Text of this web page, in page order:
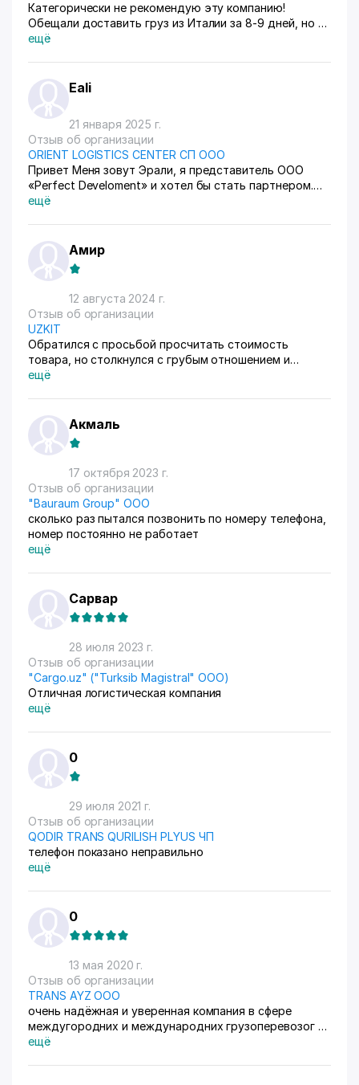
Категорически не рекомендую эту компанию!
Обещали доставить груз из Италии за 8-9 дней, но в
итоге прошло больше 25 дней, а товар всё ещё не
новые отговорки: то проблемы на таможне, то
задержка транспорта, то ещё какие-то нелепые
оправдания. Никто не берёт на себя
ответственность, сроки срываются, а клиентам
остаётся только ждать и надеяться. Если вам
дорого время, нервы и бизнес – обходите эту
шарашкину контору стороной! Ни за что больше не
свяжусь с ними и никому не советую! 🚫
ещё
Eali
21 января 2025 г.
Отзыв об организации
ORIENT LOGISTICS CENTER СП ООО
Привет Меня зовут Эрали, я представитель ООО
«Perfect Develoment» и хотел бы стать партнером.
Возможно ли стать партнером?
ещё
Амир
12 августа 2024 г.
Отзыв об организации
UZKIT
Обратился с просьбой просчитать стоимость
товара, но столкнулся с грубым отношением и
потерял много времени, неадекватный диалог, даже
ещё
Акмаль
17 октября 2023 г.
Отзыв об организации
"Bauraum Group" ООО
сколько раз пытался позвонить по номеру телефона,
номер постоянно не работает
ещё
Сарвар
28 июля 2023 г.
Отзыв об организации
"Cargo.uz" ("Turksib Magistral" ООО)
Отличная логистическая компания
ещё
0
29 июля 2021 г.
Отзыв об организации
QODIR TRANS QURILISH PLYUS ЧП
телефон показано неправильно
ещё
0
13 мая 2020 г.
Отзыв об организации
TRANS AYZ ООО
очень надёжная и уверенная компания в сфере
междугородних и международних грузоперевозог а
тагже в сфере строительства
ещё